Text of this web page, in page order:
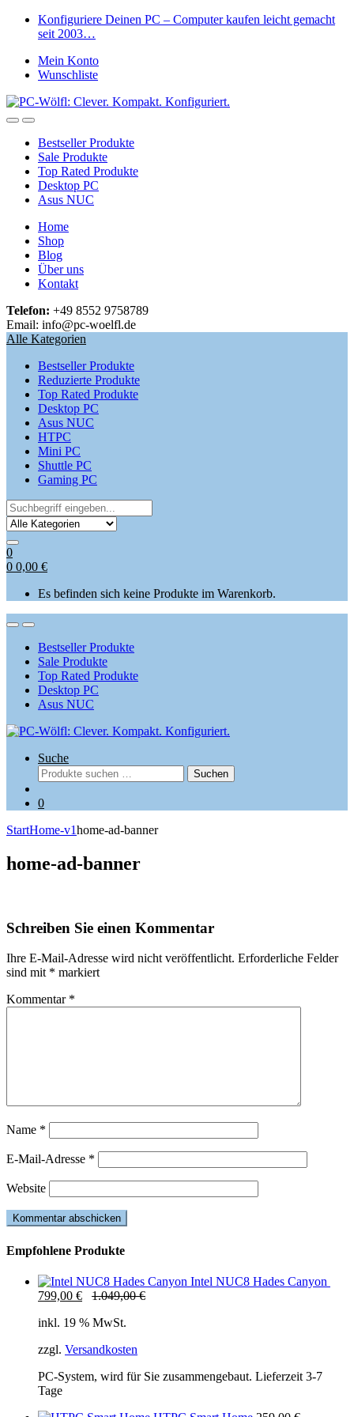
Skip
Skip
Konfiguriere Deinen PC – Computer kaufen leicht gemacht
seit 2003…
Mein Konto
Wunschliste
OpenClose
Bestseller Produkte
Sale Produkte
Top Rated Produkte
Desktop PC
Asus NUC
Home
Shop
Blog
Über uns
Kontakt
Telefon: +49 8552 9758789
Email: info@pc-woelfl.de
Alle Kategorien
Bestseller Produkte
Reduzierte Produkte
Top Rated Produkte
Desktop PC
Asus NUC
HTPC
Mini PC
Shuttle PC
Gaming PC
Search
for:
0
0 0,00 €
Es befinden sich keine Produkte im Warenkorb.
OpenClose
Bestseller Produkte
Sale Produkte
Top Rated Produkte
Desktop PC
Asus NUC
Suche
Suchen
nach:
Suchen
0
StartHome-v1home-ad-banner
home-ad-banner
Schreiben Sie einen Kommentar
Ihre E-Mail-Adresse wird nicht veröffentlicht. Erforderliche Felder
sind mit * markiert
Kommentar *
Name *
E-Mail-Adresse *
Website
Empfohlene Produkte
Intel NUC8 Hades Canyon
799,00 € 1.049,00€
inkl. 19 % MwSt.
zzgl. Versandkosten
PC-System, wird für Sie zusammengebaut. Lieferzeit 3-7
Tage